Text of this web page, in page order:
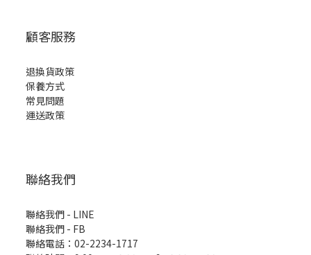
顧客服務
退換貨政策
保養方式
常見問題
運送政策
聯絡我們
聯絡我們 - LINE
聯絡我們 - FB
聯絡電話：02-2234-1717